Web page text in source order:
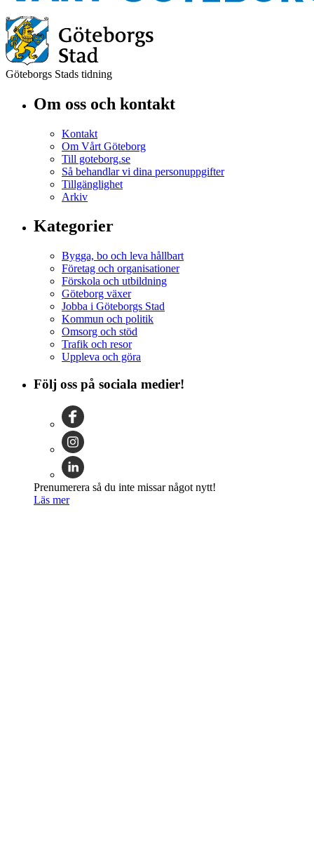
Göteborgs Stads tidning
Om oss och kontakt
Kontakt
Om Vårt Göteborg
Till goteborg.se
Så behandlar vi dina personuppgifter
Tillgänglighet
Arkiv
Kategorier
Bygga, bo och leva hållbart
Företag och organisationer
Förskola och utbildning
Göteborg växer
Jobba i Göteborgs Stad
Kommun och politik
Omsorg och stöd
Trafik och resor
Uppleva och göra
Följ oss på sociala medier!
Prenumerera så du inte missar något nytt!
Läs mer